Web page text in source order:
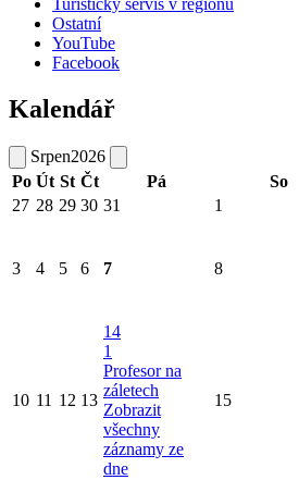
Turistický servis v regionu
Ostatní
YouTube
Facebook
Kalendář
Srpen2026
Po Út St Čt Pá So
27 28 29 30 31 1
3 4 5 6 7 8
10 11 12 13
14
1
Profesor na
záletech
Zobrazit
všechny
záznamy ze
dne
15